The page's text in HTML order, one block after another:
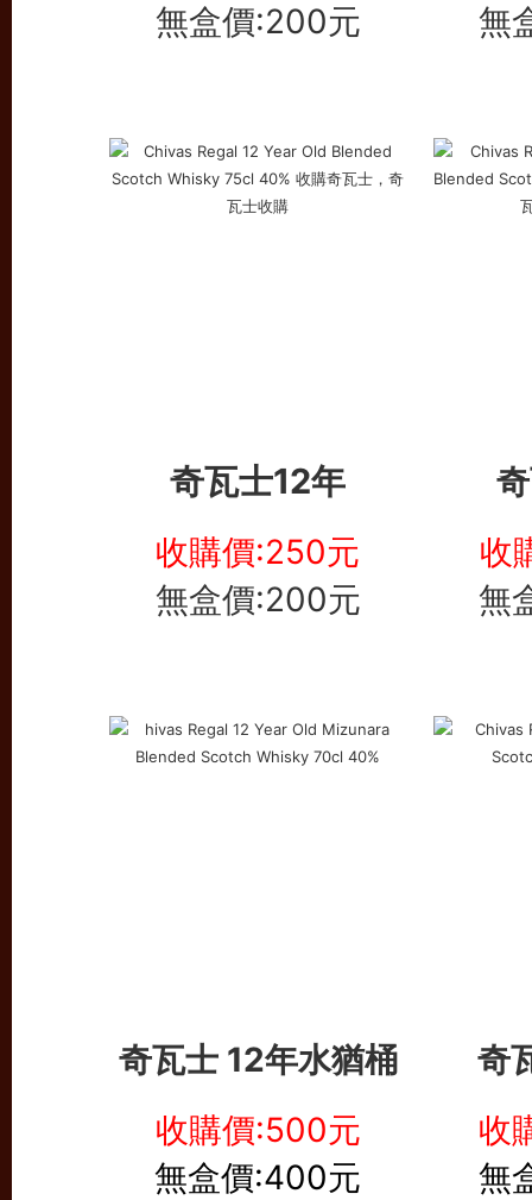
無盒價:200元
無
奇瓦士12年
收購價:250元
無盒價:200元
收
無
奇瓦士 12年水猶桶
奇
收購價:500元
無盒價:400元
收
無